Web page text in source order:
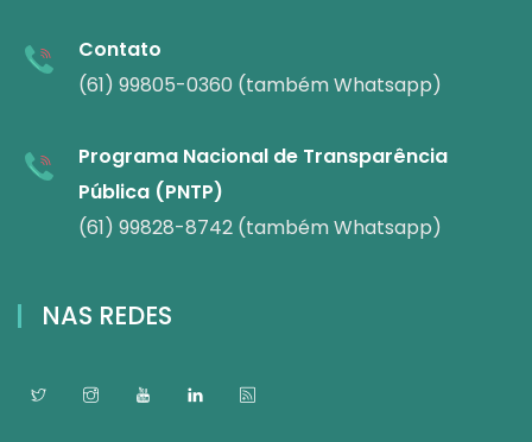
Contato
(61) 99805-0360 (também Whatsapp)
Programa Nacional de Transparência
Pública (PNTP)
(61) 99828-8742 (também Whatsapp)
NAS REDES